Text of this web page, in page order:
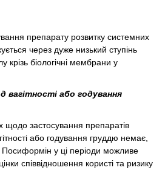
препарату розвитку системних
через дуже низький ступінь
крізь біологічні мембрани у
вагітності або годування
щодо застосування препаратів
або годування груддю немає,
Посиформін у ці періоди можливе
співвідношення користі та ризику